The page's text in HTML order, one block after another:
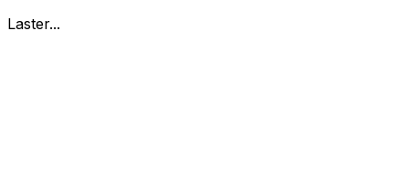
Laster...